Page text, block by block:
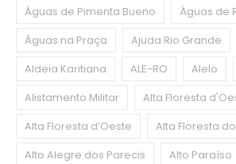
Águas de Pimenta Bueno
Águas de
Águas na Praça
Ajuda Rio Grande
Aldeia Karitiana
ALE-RO Alelo
Alistamento Militar
Alta Floresta
Alta Floresta d’Oeste
Alta Floresta
Alto Alegre dos Parecis
Alto Paraíso